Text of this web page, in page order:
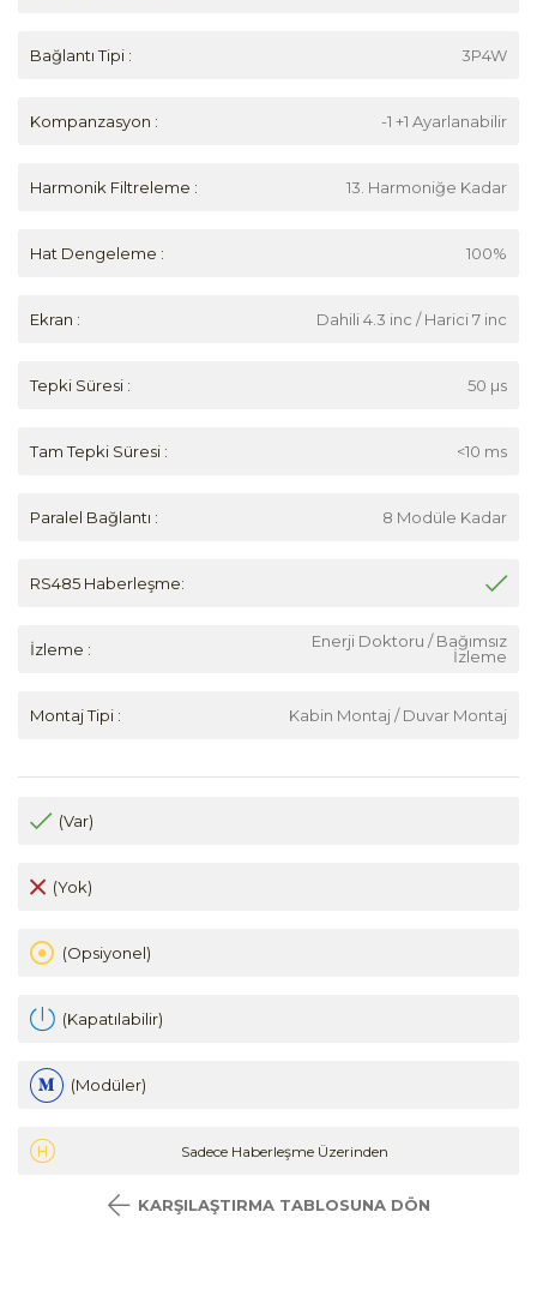
Bağlantı Tipi : 3P4W
Kompanzasyon : -1 +1 Ayarlanabilir
Harmonik Filtreleme : 13. Harmoniğe Kadar
Hat Dengeleme : 100%
Ekran : Dahili 4.3 inc / Harici 7 inc
Tepki Süresi : 50 µs
Tam Tepki Süresi : <10 ms
Paralel Bağlantı : 8 Modüle Kadar
RS485 Haberleşme:
İzleme :
Enerji Doktoru / Bağımsız
İzleme
Montaj Tipi : Kabin Montaj / Duvar Montaj
(Var)
(Yok)
(Opsiyonel)
(Kapatılabilir)
(Modüler)
Sadece Haberleşme Üzerinden
KARŞILAŞTIRMA TABLOSUNA DÖN